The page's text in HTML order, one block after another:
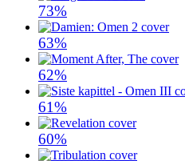
73%
63%
62%
61%
60%